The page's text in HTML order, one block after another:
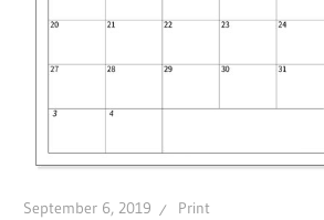
September 6, 2019 Print